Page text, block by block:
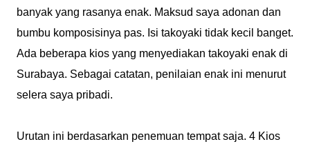
banyak yang rasanya enak. Maksud saya adonan dan
bumbu komposisinya pas. Isi takoyaki tidak kecil banget.
Ada beberapa kios yang menyediakan takoyaki enak di
Surabaya. Sebagai catatan, penilaian enak ini menurut
selera saya pribadi.
Urutan ini berdasarkan penemuan tempat saja. 4 Kios